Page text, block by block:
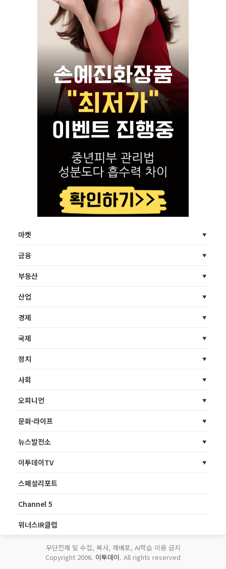
마켓
금융
부동산
산업
경제
국제
정치
사회
오피니언
문화·라이프
뉴스발전소
이투데이TV
스페셜리포트
Channel 5
위너스IR클럽
무단전재 및 수집, 복사, 재배포, AI학습 이용 금지
Copyright 2006. 이투데이. All rights reserved